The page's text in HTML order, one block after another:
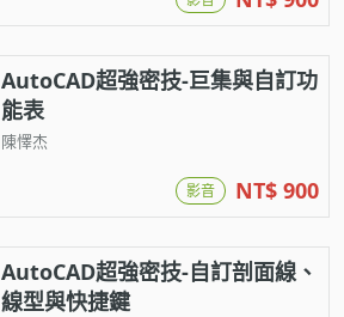
AutoCAD超強密技-巨集與自訂功
能表
陳懌杰
影音 NT$ 900
AutoCAD超強密技-自訂剖面線、
線型與快捷鍵